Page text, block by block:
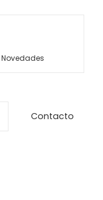
Novedades
Contacto